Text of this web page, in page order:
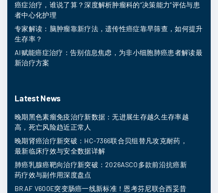
癌症治疗，谁说了算？深度解析肿瘤科的“决策能力”评估与患
者中心化护理
专家解读：脑肿瘤靠新疗法，遗传性癌症靠早筛查，如何提升
生存率？
AI赋能癌症治疗：告别信息焦虑，为非小细胞肺癌患者解读最
新治疗方案
Latest News
晚期黑色素瘤免疫治疗新数据：无进展生存越久生存率越
高，死亡风险趋近正常人
晚期肾癌治疗新突破：HC-7366联合贝组替凡攻克耐药，
最新临床疗效与安全数据详解
肺癌乳腺癌靶向治疗新突破：2026ASCO多款前沿抗癌新
药疗效与副作用深度盘点
BRAF V600E突变肠癌一线新标准！恩考芬尼联合西妥昔